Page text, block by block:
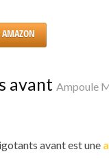
AMAZON
avant Ampoule
avant est une